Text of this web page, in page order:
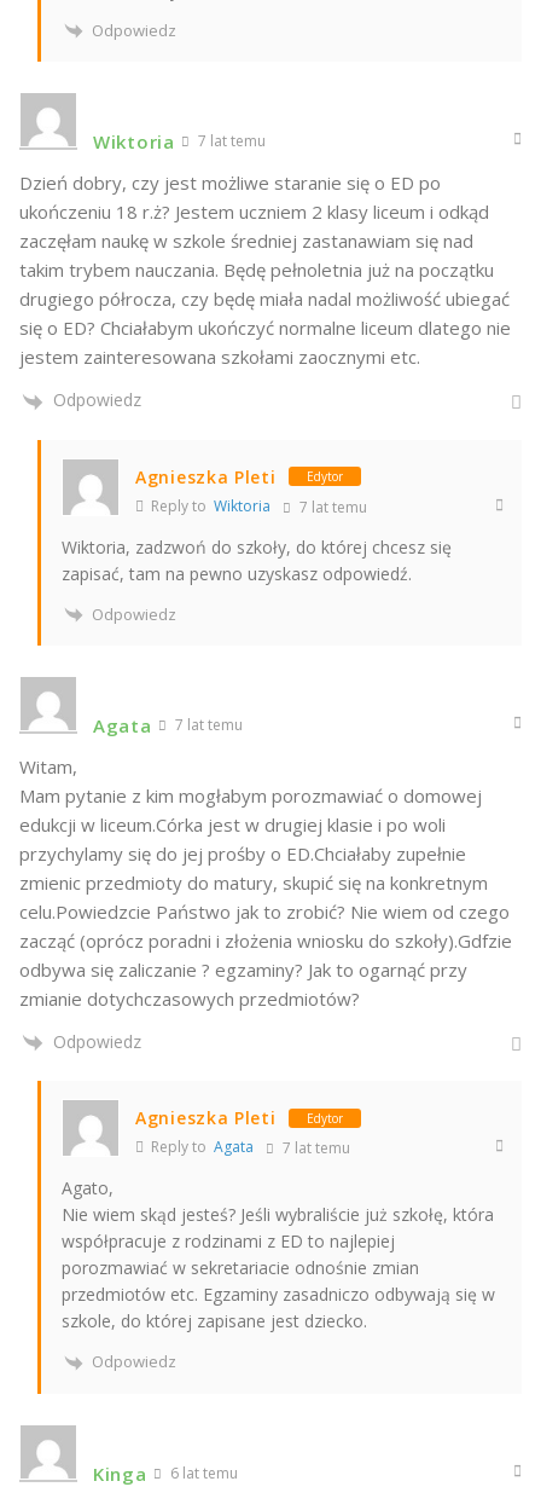
Odpowiedz
Wiktoria 7 lat temu
Dzień dobry, czy jest możliwe staranie się o ED po
ukończeniu 18 r.ż? Jestem uczniem 2 klasy liceum i odkąd
zaczęłam naukę w szkole średniej zastanawiam się nad
takim trybem nauczania. Będę pełnoletnia już na początku
drugiego półrocza, czy będę miała nadal możliwość ubiegać
się o ED? Chciałabym ukończyć normalne liceum dlatego nie
jestem zainteresowana szkołami zaocznymi etc.
Odpowiedz
Agnieszka Pleti Edytor
Reply to Wiktoria 7 lat temu
Wiktoria, zadzwoń do szkoły, do której chcesz się
zapisać, tam na pewno uzyskasz odpowiedź.
Odpowiedz
Agata 7 lat temu
Witam,
Mam pytanie z kim mogłabym porozmawiać o domowej
edukcji w liceum.Córka jest w drugiej klasie i po woli
przychylamy się do jej prośby o ED.Chciałaby zupełnie
zmienic przedmioty do matury, skupić się na konkretnym
celu.Powiedzcie Państwo jak to zrobić? Nie wiem od czego
zacząć (oprócz poradni i złożenia wniosku do szkoły).Gdfzie
odbywa się zaliczanie ? egzaminy? Jak to ogarnąć przy
zmianie dotychczasowych przedmiotów?
Odpowiedz
Agnieszka Pleti Edytor
Reply to Agata 7 lat temu
Agato,
Nie wiem skąd jesteś? Jeśli wybraliście już szkołę, która
współpracuje z rodzinami z ED to najlepiej
porozmawiać w sekretariacie odnośnie zmian
przedmiotów etc. Egzaminy zasadniczo odbywają się w
szkole, do której zapisane jest dziecko.
Odpowiedz
Kinga 6 lat temu